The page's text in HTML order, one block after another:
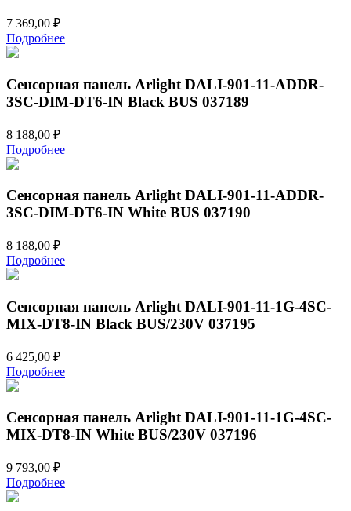
7 369,00 ₽
Подробнее
Сенсорная панель Arlight DALI-901-11-ADDR-
3SC-DIM-DT6-IN Black BUS 037189
8 188,00 ₽
Подробнее
Сенсорная панель Arlight DALI-901-11-ADDR-
3SC-DIM-DT6-IN White BUS 037190
8 188,00 ₽
Подробнее
Сенсорная панель Arlight DALI-901-11-1G-4SC-
MIX-DT8-IN Black BUS/230V 037195
6 425,00 ₽
Подробнее
Сенсорная панель Arlight DALI-901-11-1G-4SC-
MIX-DT8-IN White BUS/230V 037196
9 793,00 ₽
Подробнее